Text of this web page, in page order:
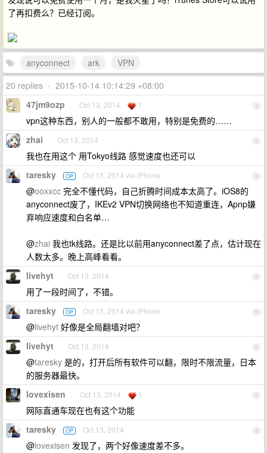
了再扣费么？已经订阅。
anyconnect ark
VPN
20 replies • 2015-10-14 10:14:29 +08:00
1
47jm9ozp Oct 13, 2014 1
vpn这种东西，别人的一般都不敢用，特别是免费的……
2
zhai Oct 13, 2014
我也在用这个 用Tokyo线路 感觉速度也还可以
3
taresky OP Oct 13, 2014 via iPhone
@ooxxcc 完全不懂代码，自己折腾时间成本太高了。iOS8的
anyconnect废了，IKEv2 VPN切换网络也不知道重连，Apnp嫌
弃响应速度和白名单…
@zhai 我也tk线路。还是比以前用anyconnect差了点，估计现在
人数太多。晚上高峰看看。
4
livehyt Oct 13, 2014
用了一段时间了，不错。
5
taresky OP Oct 13, 2014 via iPhone
@livehyt 好像是全局翻墙对吧？
6
livehyt Oct 13, 2014
@taresky 是的，打开后所有软件可以翻，限时不限流量，日本
的服务器最快。
7
lovexisen Oct 13, 2014 1
网际直通车现在也有这个功能
8
taresky OP Oct 13, 2014
@lovexisen 发现了，两个好像速度差不多。